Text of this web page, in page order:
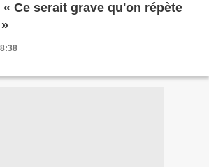
Ce serait grave qu'on répète